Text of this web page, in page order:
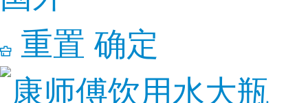
重置 确定